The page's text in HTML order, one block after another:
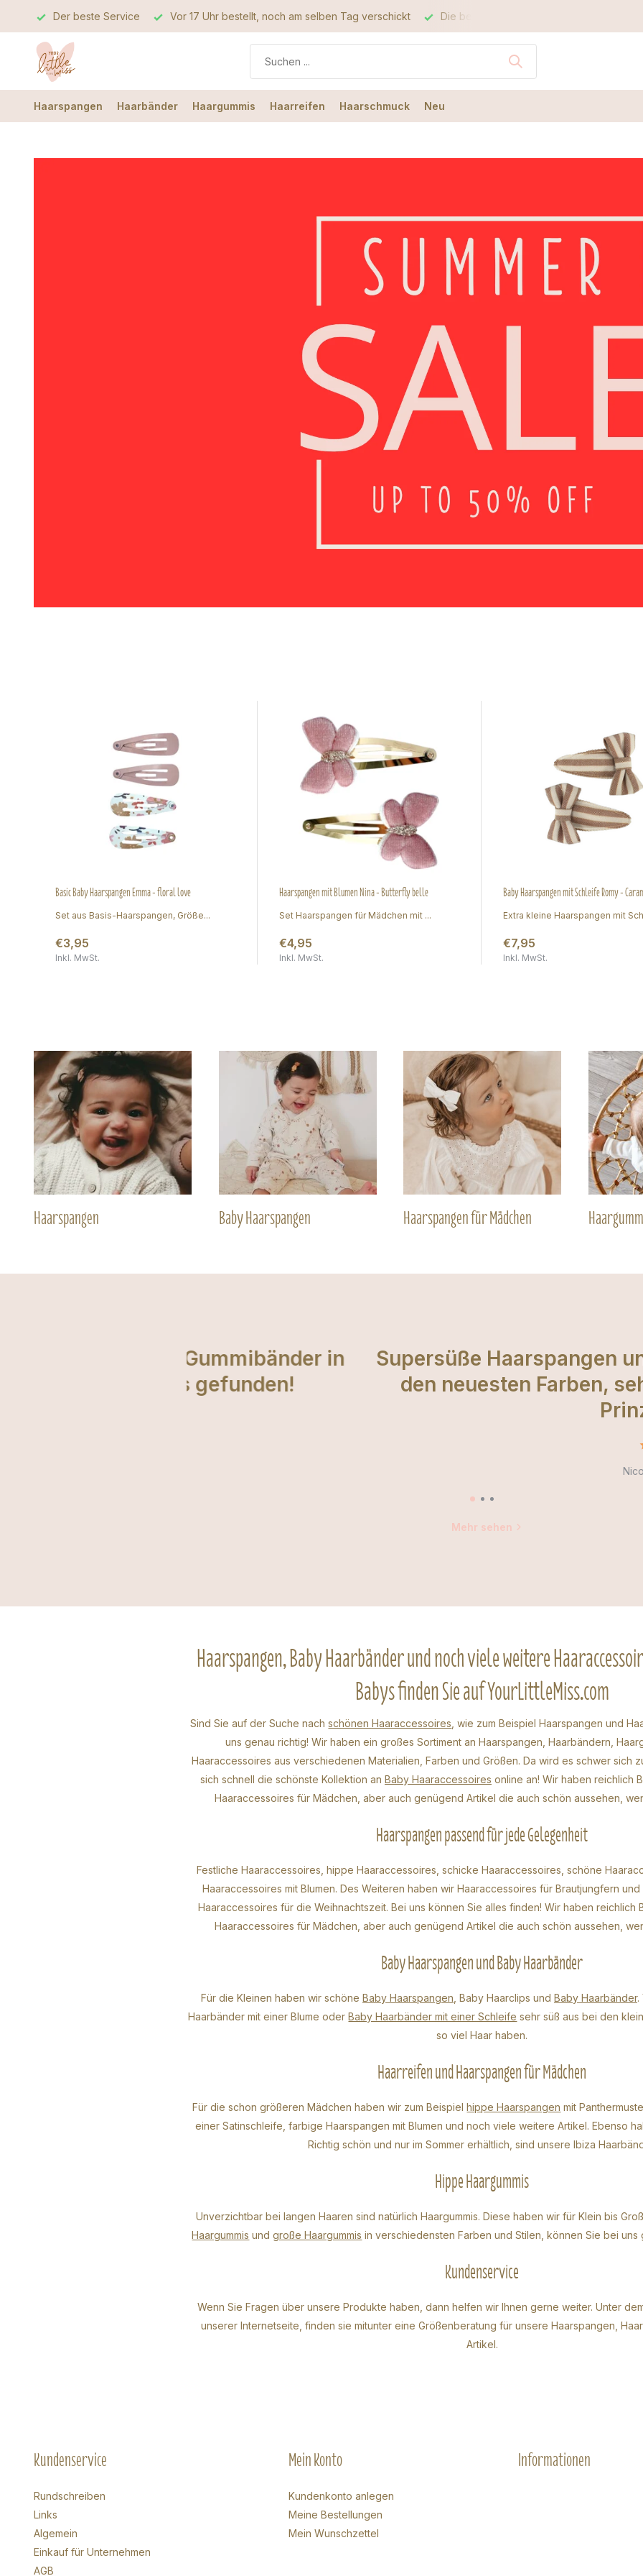
Vor 17 Uhr bestellt, noch am selben Tag verschickt Die beste Qualität Der beste Service
Haarspangen Haarbänder Haargummis Haarreifen Haarschmuck Neu
Basic Baby Haarspangen Emma - floral love
Set aus Basis-Haarspangen, Größe...
€3,95
Inkl. MwSt.
Haarspangen mit Blumen Nina - Butterfly belle
Set Haarspangen für Mädchen mit ...
€4,95
Inkl. MwSt.
Baby Haarspangen mit Schleife Romy -
Extra kleine Haarspangen mit
€7,95
Inkl. MwSt.
Haarspangen Baby Haarspangen Haarspangen für Mädchen
Supersüße Haarspangen und Top-Service,
den neuesten Farben, sehr zu empfehlen
Mehr sehen
Haarspangen, Baby Haarbänder und noch viele weitere
Babys finden Sie auf YourLittleMiss.com
Sind Sie auf der Suche nachschönen Haaraccessoires , wie zum Beispiel Haarspangen und
uns genau richtig! Wir haben ein großes Sortiment an Haarspangen, Haarbändern,
Haaraccessoires aus verschiedenen Materialien, Farben und Größen. Da wird es schwer sich
sich schnell die schönste Kollektion an Baby Haaraccessoires online an! Wir haben reichlich
Haaraccessoires für Mädchen, aber auch genügend Artikel die auch schön aussehen,
Haarspangen passend für jede Gelegenheit
Festliche Haaraccessoires, hippe Haaraccessoires, schicke Haaraccessoires, schöne
Haaraccessoires mit Blumen. Des Weiteren haben wir Haaraccessoires für Brautjungfern
Haaraccessoires für die Weihnachtszeit. Bei uns können Sie alles finden! Wir haben reichlich
Haaraccessoires für Mädchen , aber auch genügend Artikel die auch schön aussehen,
Baby Haarspangen und Baby Haarbänder
Für die Kleinen haben wir schöne Baby Haarspangen , Baby Haarclips und Baby Haarbänder.
Haarbänder mit einer Blume oderBaby Haarbänder mit einer Schleife sehr süß aus bei den
so viel Haar haben.
Haarreifen und Haarspangen für Mädchen
Für die schon größeren Mädchen haben wir zum Beispielhippe Haarspangen mit
einer Satinschleife, farbige Haarspangen mit Blumen und noch viele weitere Artikel. Ebenso
Richtig schön und nur im Sommer erhältlich, sind unsere Ibiza
Hippe Haargummis
Unverzichtbar bei langen Haaren sind natürlich Haargummis. Diese haben wir für Klein bis
Haargummis undgroße Haargummis in verschiedensten Farben und Stilen, können Sie bei
Kundenservice
Wenn Sie Fragen über unsere Produkte haben, dann helfen wir Ihnen gerne weiter. Unter
unserer Internetseite, finden sie mitunter eine Größenberatung für unsere Haarspangen,
Artikel.
Kundenservice
Rundschreiben
Links
Algemein
Einkauf für Unternehmen
AGB
Mein Konto
Kundenkonto anlegen
Meine Bestellungen
Mein Wunschzettel
Informationen